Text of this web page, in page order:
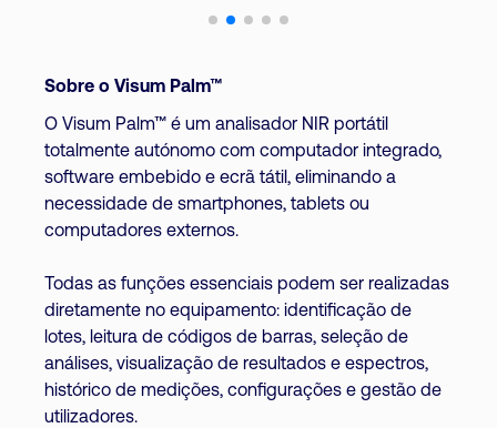
Sobre o Visum Palm™
O Visum Palm™ é um analisador NIR portátil
totalmente autónomo com computador integrado,
software embebido e ecrã tátil, eliminando a
necessidade de smartphones, tablets ou
computadores externos.
Todas as funções essenciais podem ser realizadas
diretamente no equipamento: identificação de
lotes, leitura de códigos de barras, seleção de
análises, visualização de resultados e espectros,
histórico de medições, configurações e gestão de
utilizadores.